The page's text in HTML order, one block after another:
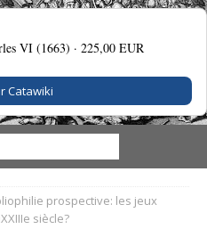
VI (1663) ·225,00 EUR
Catawiki
prospective: les jeux
siècle?